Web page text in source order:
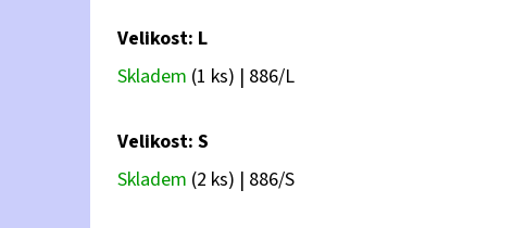
Velikost: L
Skladem (1 ks) | 886/L
Velikost: S
Skladem (2 ks) | 886/S